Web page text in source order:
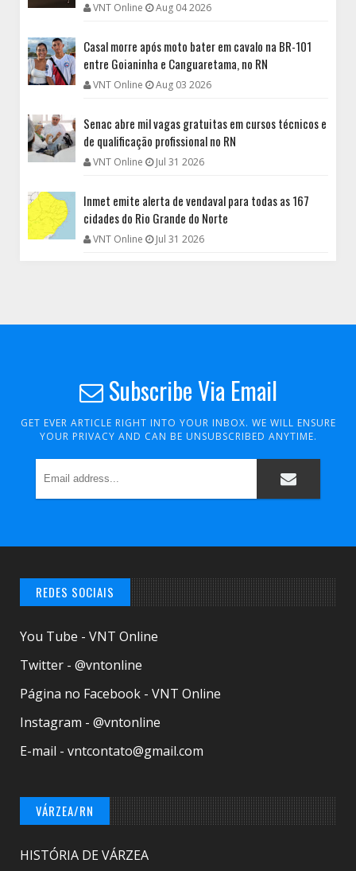
VNT Online Aug 04 2026
Casal morre após moto bater em cavalo na BR-101
entre Goianinha e Canguaretama, no RN
VNT Online Aug 03 2026
Senac abre mil vagas gratuitas em cursos técnicos e
de qualificação profissional no RN
VNT Online Jul 31 2026
Inmet emite alerta de vendaval para todas as 167
cidades do Rio Grande do Norte
VNT Online Jul 31 2026
Subscribe Via Email
GET EVER ARTICLE RIGHT INTO YOUR INBOX. WE WILL ENSURE
YOUR PRIVACY AND CAN BE UNSUBSCRIBED ANYTIME.
REDES SOCIAIS
You Tube - VNT Online
Twitter - @vntonline
Página no Facebook - VNT Online
Instagram - @vntonline
E-mail - vntcontato@gmail.com
VÁRZEA/RN
HISTÓRIA DE VÁRZEA